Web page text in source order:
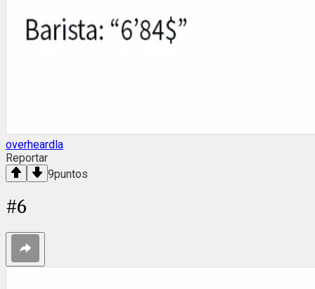
overheardla
Reportar
9puntos
#6